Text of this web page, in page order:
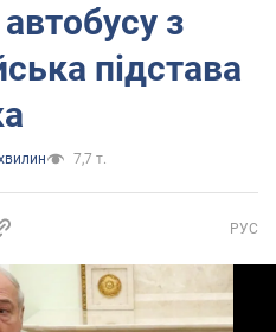
з
підстава
7,7 т.
РУС